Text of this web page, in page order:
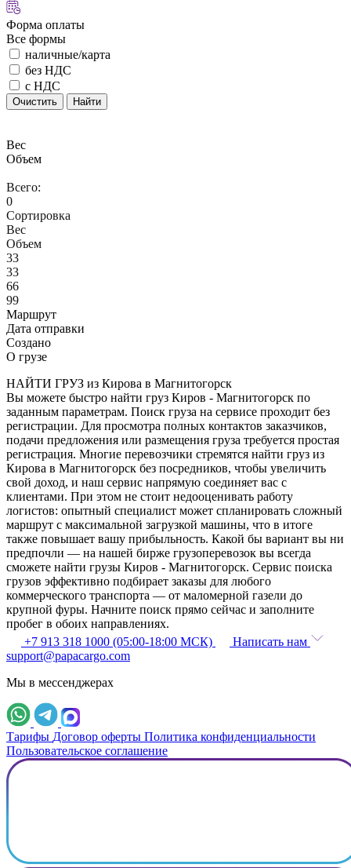
Форма оплаты
Все формы
наличные/карта
без НДС
с НДС
Очистить Найти
Вес
Объем
Всего:
0
Сортировка
Вес
Объем
33
33
66
99
Маршрут
Дата отправки
Создано
О грузе
НАЙТИ ГРУЗ из Кирова в Магнитогорск
Вы можете быстро найти груз Киров - Магнитогорск по
заданным параметрам. Поиск груза на сервисе проходит без
регистрации. Для просмотра полных контактов заказчиков,
подачи предложения или размещения груза требуется простая
регистрация. Многие перевозчики стремятся найти груз из
Кирова в Магнитогорск без посредников, чтобы увеличить
свой доход, и наш сервис напрямую соединяет вас с
клиентами. При этом не стоит недооценивать работу
логистов: опытный специалист может спланировать сложный
маршрут с максимальной загрузкой машины, что в итоге
также повышает вашу прибыльность. Какой бы вариант вы ни
предпочли — на нашей бирже грузоперевозок вы всегда
сможете найти грузы Киров - Магнитогорск. Сервис поиска
грузов эффективно подбирает заказы для любого
коммерческого транспорта — от маломерной газели до
крупной фуры. Начните поиск прямо сейчас и заполните
пробег в обоих направлениях.
+7 913 318 1000 (05:00-18:00 МСК)
Написать нам
support@papacargo.com
Мы в мессенджерах
Тарифы Договор оферты Политика конфиденциальности
Пользовательское соглашение